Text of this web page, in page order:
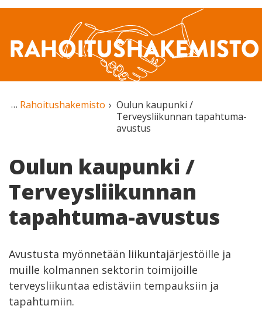
RAHOITUSHAKEMISTO
Rahoitushakemisto
Oulun kaupunki /
Terveysliikunnan tapahtuma-
avustus
Oulun kaupunki /
Terveysliikunnan
tapahtuma-avustus
Avustusta myönnetään liikuntajärjestöille ja
muille kolmannen sektorin toimijoille
terveysliikuntaa edistäviin tempauksiin ja
tapahtumiin.